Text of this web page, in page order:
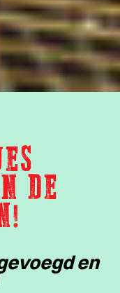
DE
en